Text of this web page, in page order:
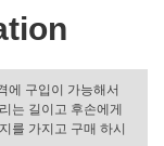
에 구입이 가능해서
는 길이고 후손에게
를 가지고 구매 하시